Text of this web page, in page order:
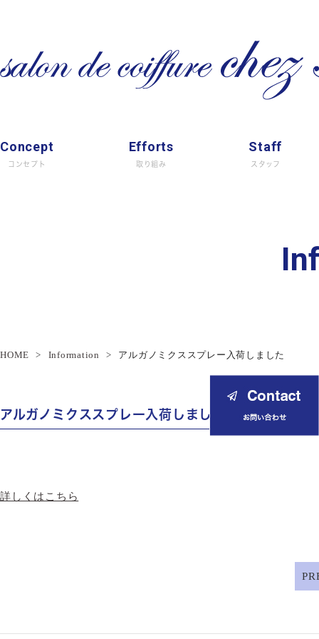
Concept
コンセプト
Efforts
取り組み
Staff
スタッフ
HOME Information アルガノミクススプレー入荷しました
アルガノミクススプレー入荷しました
詳しくはこちら